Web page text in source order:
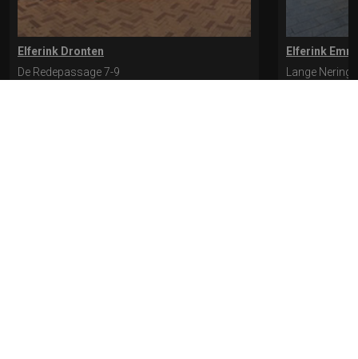
Elferink Dronten
De Redepassage 7-9
Elferink
Lange Nering